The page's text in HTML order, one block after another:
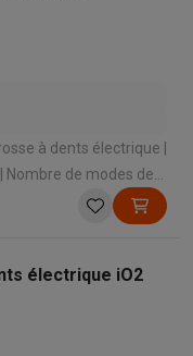
à dents électrique |
, Nettoyage de
pression: Oui
électrique iO2